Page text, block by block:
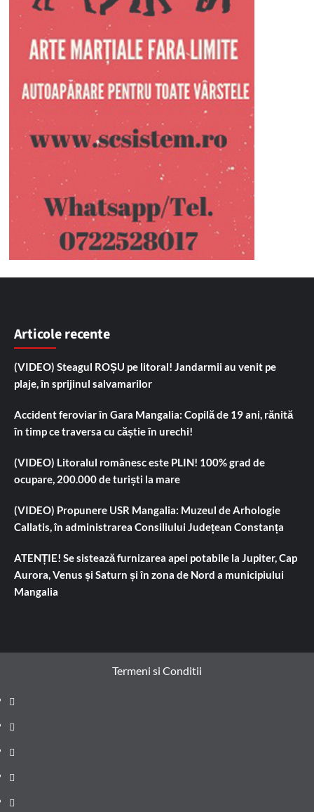
Articole recente
(VIDEO) Steagul ROȘU pe litoral! Jandarmii au venit pe
plaje, în sprijinul salvamarilor
Accident feroviar în Gara Mangalia: Copilă de 19 ani, rănită
în timp ce traversa cu căștie în urechi!
(VIDEO) Litoralul românesc este PLIN! 100% grad de
ocupare, 200.000 de turiști la mare
(VIDEO) Propunere USR Mangalia: Muzeul de Arhologie
Callatis, în administrarea Consiliului Județean Constanța
ATENȚIE! Se sistează furnizarea apei potabile la Jupiter, Cap
Aurora, Venus și Saturn și în zona de Nord a municipiului
Mangalia
Termeni si Conditii
Prima
pagină
Știri
de
ultima
Administrație
locală
Actualitate
Justiție